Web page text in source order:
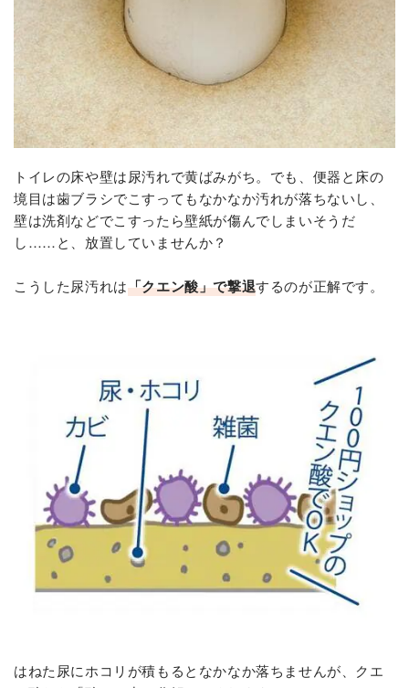
トイレの床や壁は尿汚れで黄ばみがち。でも、便器と床の
境目は歯ブラシでこすってもなかなか汚れが落ちないし、
壁は洗剤などでこすったら壁紙が傷んでしまいそうだ
し……と、放置していませんか？
こうした尿汚れは「クエン酸」で撃退するのが正解です。
はねた尿にホコリが積もるとなかなか落ちませんが、クエ